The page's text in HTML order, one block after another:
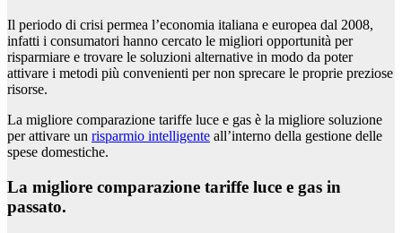
Il periodo di crisi permea l’economia italiana e europea dal 2008,
infatti i consumatori hanno cercato le migliori opportunità per
risparmiare e trovare le soluzioni alternative in modo da poter
attivare i metodi più convenienti per non sprecare le proprie preziose
risorse.
La migliore comparazione tariffe luce e gas è la migliore soluzione
per attivare un risparmio intelligente all’interno della gestione delle
spese domestiche.
La migliore comparazione tariffe luce e gas in
passato.